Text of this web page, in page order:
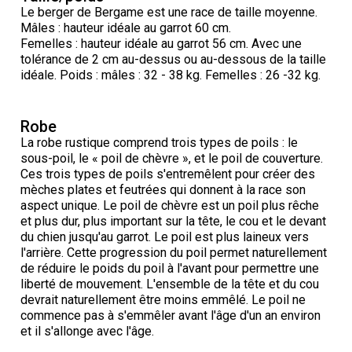
Berger anglais
Berger polonais de plaine
Puli
Schapendoes néerlandais
Berger Shetland
Chien d’eau espagnol
Vallhund suédois
Chien Ibizan
Lévrier irlandais
Elkhound norvégien
Lundehund norvégien
Otterhound
Petit basset griffon vendéen
Pharaoh Hound
Terrier tibétain
Xoloitzcuintli (moyen)
Setter irlandais
Épagneul cocker américain
Épagneul bleu de Picardie
Épagneul breton
Épagneul Clumber
Épagneul cocker anglais
Épagneul springer anglais
Terrier de Norwich
Terrier du révérend Russell
Terrier Russell
Schnauzer (nain)
Terrier écossais
Terrier Sealyham
Terrier Skye
Caniche (nain)
Carlin
Terrier à poil soyeux
Fox terrier miniature
Terrier de Manchester nain
Xoloitzcuintli (nain)
Terrier du Yorkshire
Grand bouvier suisse
Chien du Groenland
Chien d’ours de Carélie
Komondor
Kuvasz
Leonberger
Mastiff
Top Dogs
Le berger de Bergame est une race de taille moyenne.
Mâles : hauteur idéale au garrot 60 cm.
Femelles : hauteur idéale au garrot 56 cm. Avec une
tolérance de 2 cm au-dessus ou au-dessous de la taille
idéale. Poids : mâles : 32 - 38 kg. Femelles : 26 -32 kg.
Robe
La robe rustique comprend trois types de poils : le
sous-poil, le « poil de chèvre », et le poil de couverture.
Ces trois types de poils s'entremêlent pour créer des
mèches plates et feutrées qui donnent à la race son
aspect unique. Le poil de chèvre est un poil plus rêche
et plus dur, plus important sur la tête, le cou et le devant
du chien jusqu'au garrot. Le poil est plus laineux vers
l'arrière. Cette progression du poil permet naturellement
de réduire le poids du poil à l'avant pour permettre une
liberté de mouvement. L'ensemble de la tête et du cou
devrait naturellement être moins emmêlé. Le poil ne
commence pas à s'emmêler avant l'âge d'un an environ
et il s'allonge avec l'âge.